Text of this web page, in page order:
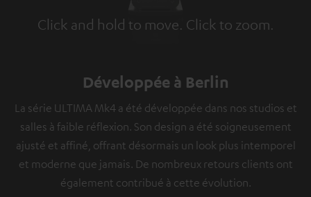
Click and hold to move. Click to zoom.
Tap to zoom
Développée à Berlin
La série ULTIMA Mk4 a été développée dans nos studios et
salles à faible réflexion. Son design a été soigneusement
ajusté et affiné, offrant désormais un look plus intemporel
et moderne que jamais. De nombreux retours clients ont
également contribué à cette évolution.